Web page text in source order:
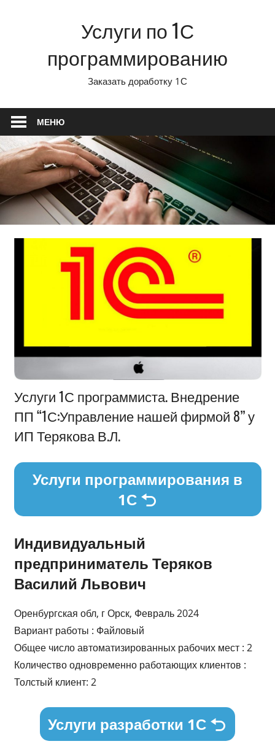
Услуги по 1С
программированию
Заказать доработку 1С
МЕНЮ
Информация
Услуги 1С программиста. Внедрение
ПП “1С:Управление нашей фирмой 8” у
ИП Терякова В.Л.
Услуги программирования в
1С
Индивидуальный
предприниматель Теряков
Василий Львович
Оренбургская обл, г Орск, Февраль 2024
Вариант работы : Файловый
Общее число автоматизированных рабочих мест : 2
Количество одновременно работающих клиентов :
Толстый клиент: 2
Услуги разработки 1С